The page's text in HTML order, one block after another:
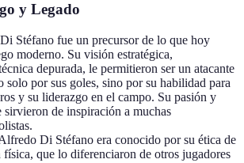
y Legado
Stéfano fue un precursor de lo que hoy
moderno. Su visión estratégica,
depurada, le permitieron ser un atacante
solo por sus goles, sino por su habilidad para
y su liderazgo en el campo. Su pasión y
sirvieron de inspiración a muchas
Di Stéfano era conocido por su ética de
que lo diferenciaron de otros jugadores